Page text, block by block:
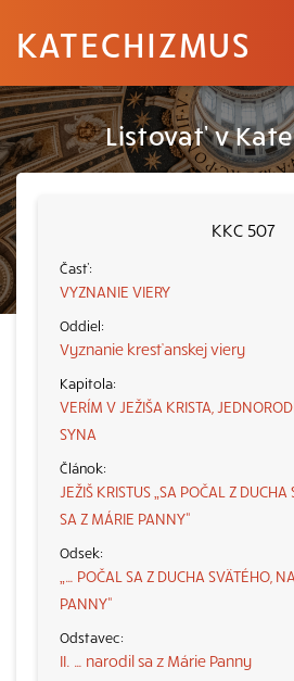
KATECHIZMUS
Listovať v
KKC 507
VYZNANIE VIERY
Vyznanie kresťanskej viery
VERÍM V JEŽIŠA KRISTA,
SYNA
JEŽIŠ KRISTUS „SA POČAL Z DUCHA
SA Z MÁRIE PANNY“
„… POČAL SA Z DUCHA SVÄTÉHO,
PANNY“
II. … narodil sa z Márie Panny